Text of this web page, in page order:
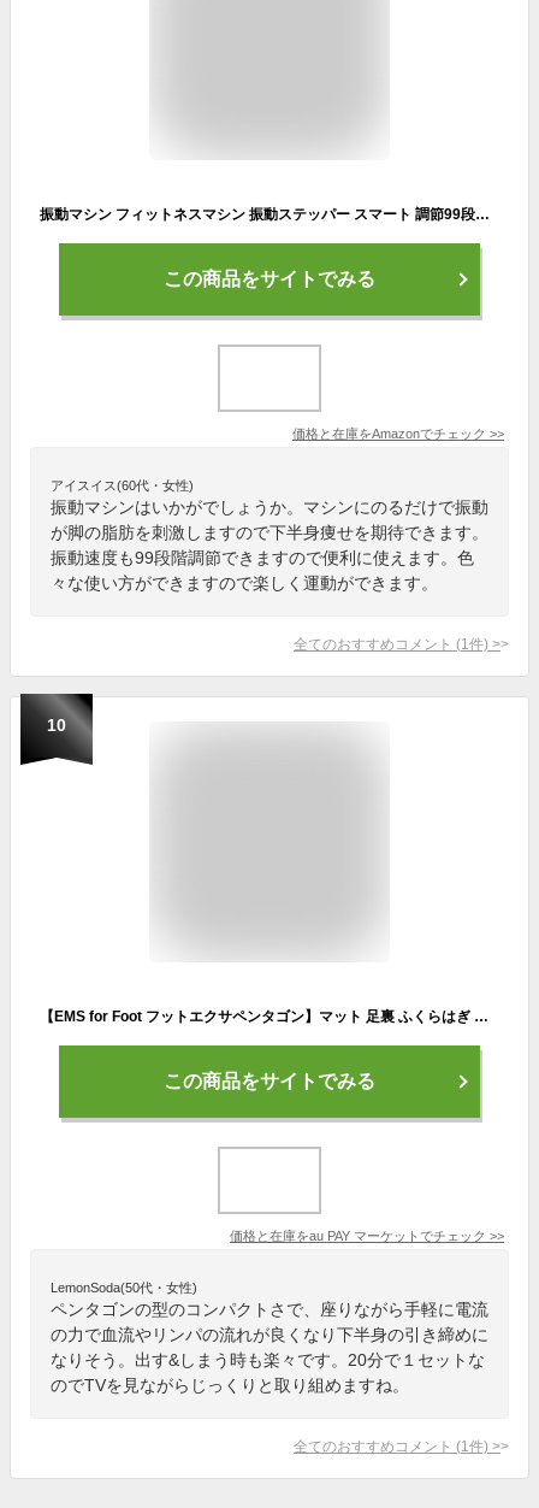
振動マシン フィットネスマシン 振動ステッパー スマート 調節99段階 Bluetooth接続 音楽プレイヤー機能付 全身振動マシン ゴムバンド付属
この商品をサイトでみる
価格と在庫をAmazonでチェック >>
アイスイス(60代・女性)
振動マシンはいかがでしょうか。マシンにのるだけで振動
が脚の脂肪を刺激しますので下半身痩せを期待できます。
振動速度も99段階調節できますので便利に使えます。色
々な使い方ができますので楽しく運動ができます。
全てのおすすめコメント (1 件) >
10
【EMS for Foot フットエクサペンタゴン】マット 足裏 ふくらはぎ 電気刺激 筋肉 トレーニング 美脚 下半身 すね EMSマシン ダイエット
この商品をサイトでみる
価格と在庫をau PAY マーケット でチェック >>
LemonSoda(50代・女性)
ペンタゴンの型のコンパクトさで、座りながら手軽に電流
の力で血流やリンパの流れが良くなり下半身の引き締めに
なりそう。出す&しまう時も楽々です。20分で１セットな
のでTVを見ながらじっくりと取り組めますね。
全てのおすすめコメント (1 件) >